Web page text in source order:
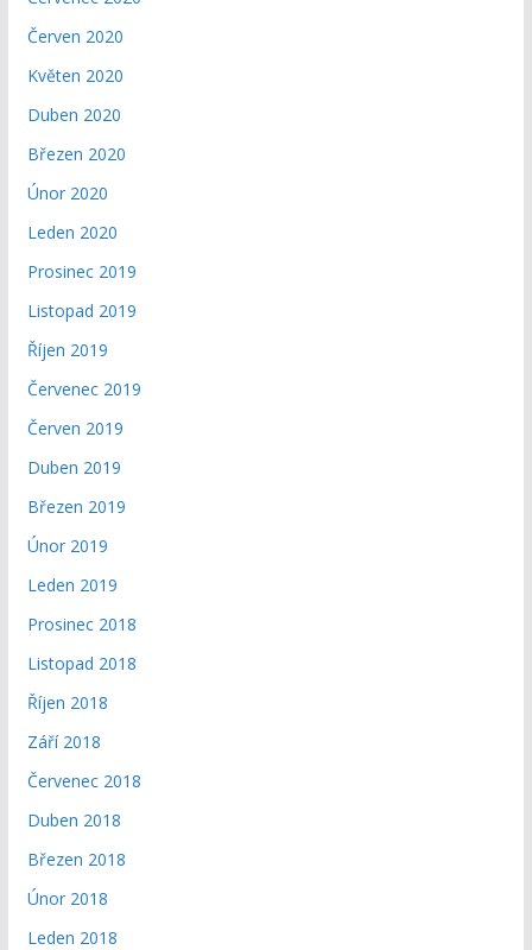
Červen 2020
Květen 2020
Duben 2020
Březen 2020
Únor 2020
Leden 2020
Prosinec 2019
Listopad 2019
Říjen 2019
Červenec 2019
Červen 2019
Duben 2019
Březen 2019
Únor 2019
Leden 2019
Prosinec 2018
Listopad 2018
Říjen 2018
Září 2018
Červenec 2018
Duben 2018
Březen 2018
Únor 2018
Leden 2018